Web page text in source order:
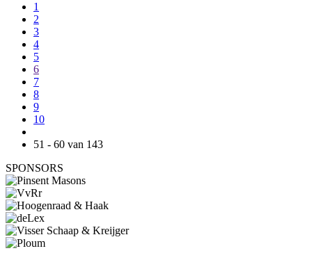
1
2
3
4
5
6
7
8
9
10
51 - 60 van 143
SPONSORS